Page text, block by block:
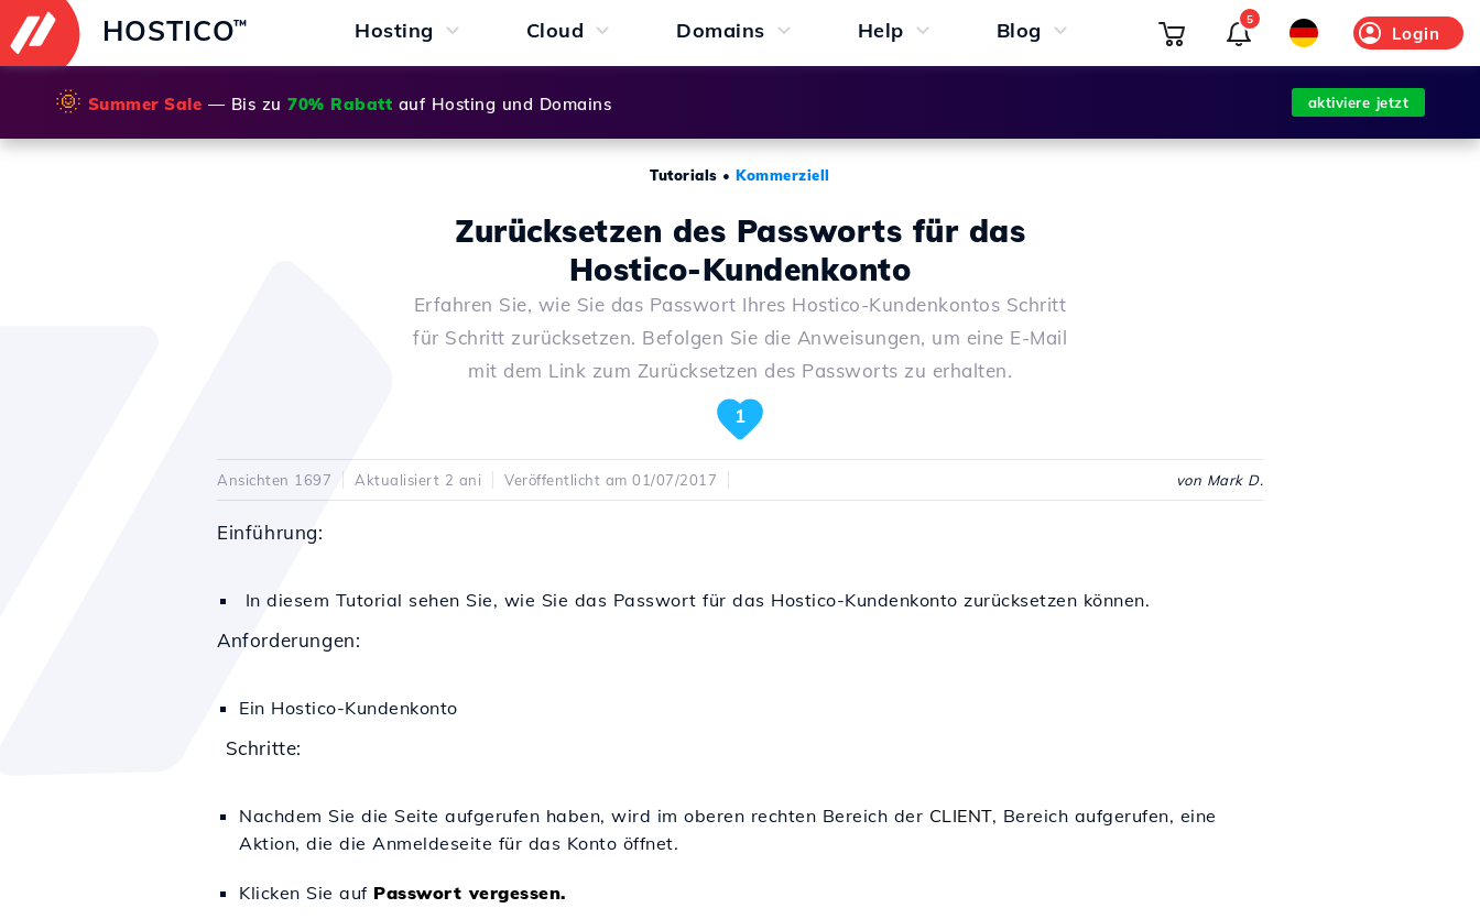
HOSTICO™ Hosting Cloud Domains Help Blog Login
5
🌞 Summer Sale — Bis zu 70% Rabatt auf Hosting und Domains aktiviere jetzt
Tutorials •Kommerziell
Zurücksetzen des Passworts für das
Hostico-Kundenkonto
Erfahren Sie, wie Sie das Passwort Ihres Hostico-Kundenkontos Schritt
für Schritt zurücksetzen. Befolgen Sie die Anweisungen, um eine E-Mail
mit dem Link zum Zurücksetzen des Passworts zu erhalten.
1
Ansichten 1697 Aktualisiert 2 ani Veröffentlicht am 01/07/2017 von Mark D.
Einführung:
In diesem Tutorial sehen Sie, wie Sie das Passwort für das Hostico-Kundenkonto zurücksetzen können.
Anforderungen:
Ein Hostico-Kundenkonto
Schritte:
Nachdem Sie die Seite aufgerufen haben, wird im oberen rechten Bereich der CLIENT, Bereich aufgerufen, eine
Aktion, die die Anmeldeseite für das Konto öffnet.
Klicken Sie auf Passwort vergessen.